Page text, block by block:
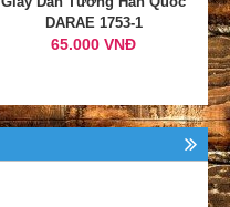
DARAE 1753-1
65.000 VNĐ